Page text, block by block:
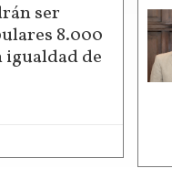
ser
8.000
igualdad de